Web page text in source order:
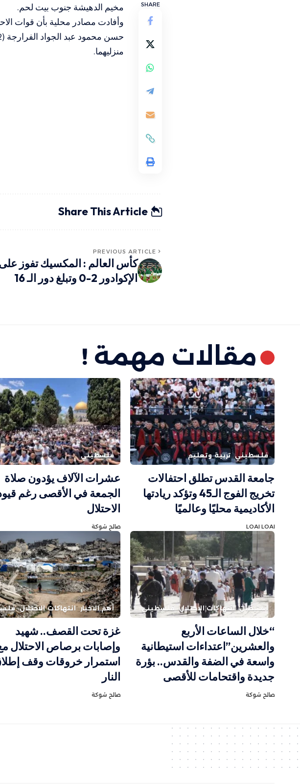
SHARE
مخيم الدهيشة جنوب بيت لحم.
وأفادت مصادر محلية بأن قوات
منزليهما.
Share This Article
PREVIOUS ARTICLE
كأس العالم : المكسيك تفوز
الإكوادور 2-0 وتبلغ دور الـ 16
مقالات مهمة !
فلسطيني تربية وتعليم
جامعة القدس تطلق احتفالات
تخريج الفوج الـ45 وتؤكد ريادتها
الأكاديمية محليًا وعالميًا
LOAI LOAI
فلسطيني
عشرات الآلاف يؤدون صلاة
الجمعة في الأقصى رغم
الاحتلال
صالح شوكة
استيطان انتهاكات الاحتلال فلسطيني
“خلال الساعات الأربع
والعشرين”اعتداءات استيطانية
واسعة في الضفة والقدس.. بؤرة
جديدة واقتحامات للأقصى
صالح شوكة
أهم الاخبار انتهاكات الاحتلال
غزة تحت القصف.. شهيد
وإصابات برصاص الاحتلال
استمرار خروقات وقف
النار
صالح شوكة